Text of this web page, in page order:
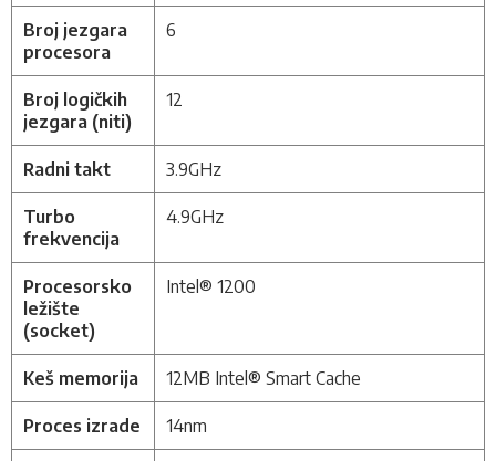
Broj jezgara
procesora
6
Broj logičkih
jezgara (niti)
12
Radni takt 3.9GHz
Turbo
frekvencija
4.9GHz
Procesorsko
ležište
(socket)
Intel® 1200
Keš memorija 12MB Intel® Smart Cache
Proces izrade 14nm